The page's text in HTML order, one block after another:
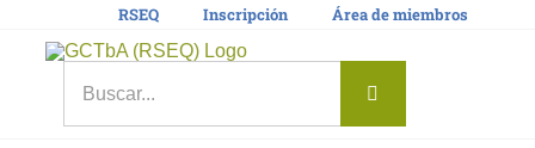
RSEQ Inscripción Área de miembros